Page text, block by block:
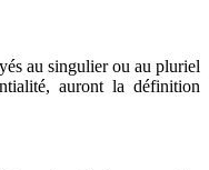
au singulier ou au pluriel
auront la définition